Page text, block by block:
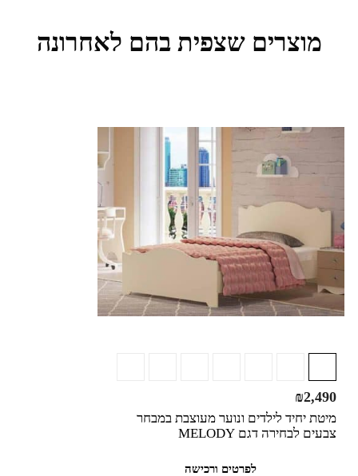
מוצרים שצפית בהם לאחרונה
מיטת יחיד לילדים ונוער מעוצבת במבחר
צבעים לבחירה דגם MELODY
₪2,490
לפרטים ורכישה